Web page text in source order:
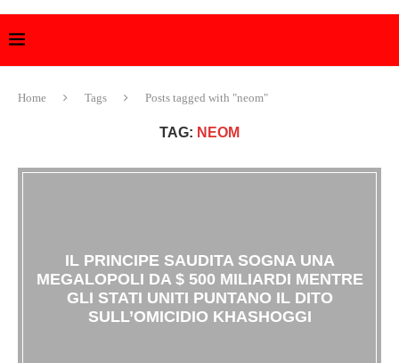
Home Tags Posts tagged with "neom"
TAG: NEOM
IL PRINCIPE SAUDITA SOGNA UNA
MEGALOPOLI DA $ 500 MILIARDI MENTRE
GLI STATI UNITI PUNTANO IL DITO
SULL’OMICIDIO KHASHOGGI